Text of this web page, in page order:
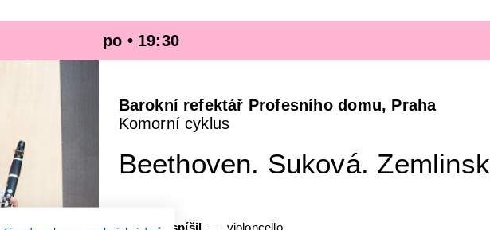
po • 19:30
Barokní refektář Profesního domu, Praha
Komorní cyklus
Beethoven. Suková.
Lukáš Pospíšil
violoncello